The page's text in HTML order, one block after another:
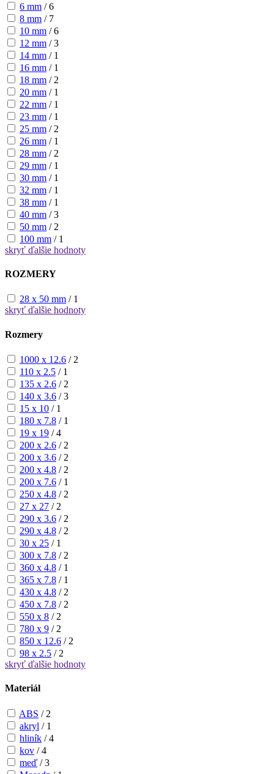
6 mm / 6
8 mm / 7
10 mm / 6
12 mm / 3
14 mm / 1
16 mm / 1
18 mm / 2
20 mm / 1
22 mm / 1
23 mm / 1
25 mm / 2
26 mm / 1
28 mm / 2
29 mm / 1
30 mm / 1
32 mm / 1
38 mm / 1
40 mm / 3
50 mm / 2
100 mm / 1
skryť ďalšie hodnoty
ROZMERY
28 x 50 mm / 1
skryť ďalšie hodnoty
Rozmery
1000 x 12.6 / 2
110 x 2.5 / 1
135 x 2.6 / 2
140 x 3.6 / 3
15 x 10 / 1
180 x 7.8 / 1
19 x 19 / 4
200 x 2.6 / 2
200 x 3.6 / 2
200 x 4.8 / 2
200 x 7.6 / 1
250 x 4.8 / 2
27 x 27 / 2
290 x 3.6 / 2
290 x 4.8 / 2
30 x 25 / 1
300 x 7.8 / 2
360 x 4.8 / 1
365 x 7.8 / 1
430 x 4.8 / 2
450 x 7.8 / 2
550 x 8 / 2
780 x 9 / 2
850 x 12.6 / 2
98 x 2.5 / 2
skryť ďalšie hodnoty
Materiál
ABS / 2
akryl / 1
hliník / 4
kov / 4
meď / 3